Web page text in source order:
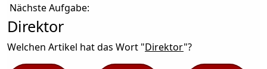
Nächste Aufgabe:
Direktor
Welchen Artikel hat das Wort "Direktor"?